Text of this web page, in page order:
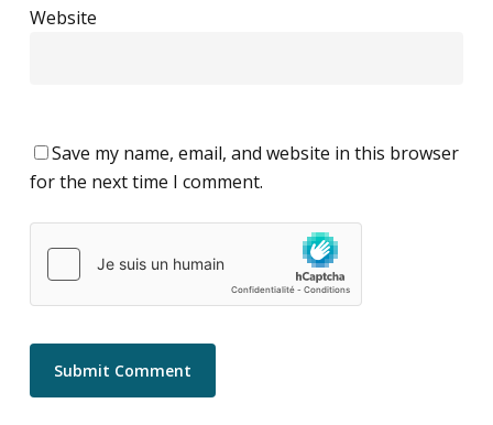
Website
Save my name, email, and website in this browser
for the next time I comment.